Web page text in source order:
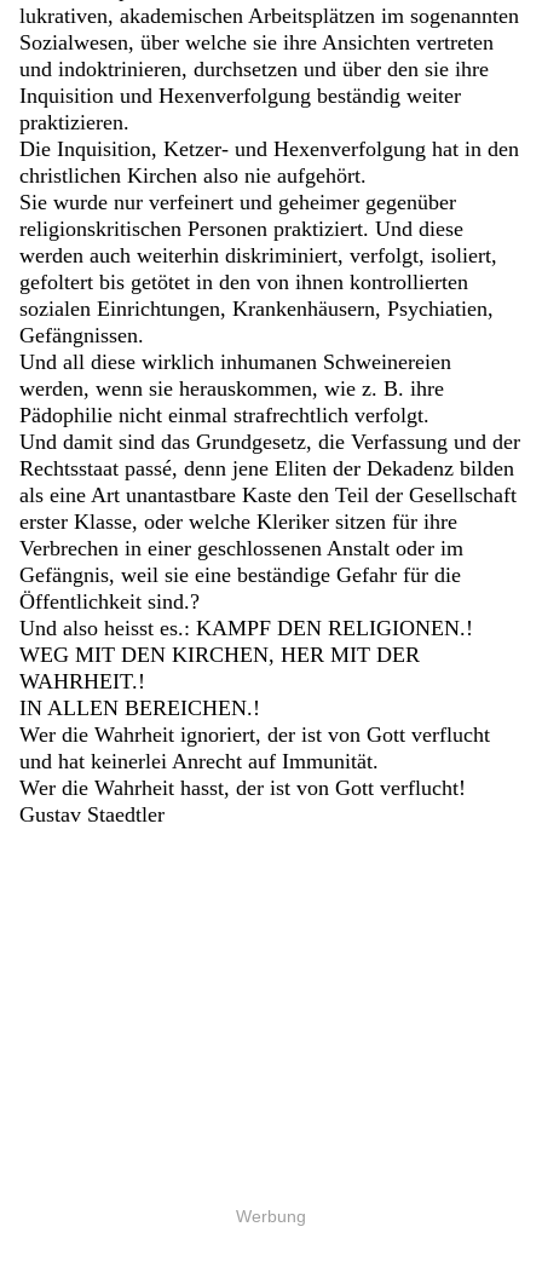
lukrativen, akademischen Arbeitsplätzen im sogenannten
Sozialwesen, über welche sie ihre Ansichten vertreten
und indoktrinieren, durchsetzen und über den sie ihre
Inquisition und Hexenverfolgung beständig weiter
praktizieren.
Die Inquisition, Ketzer- und Hexenverfolgung hat in den
christlichen Kirchen also nie aufgehört.
Sie wurde nur verfeinert und geheimer gegenüber
religionskritischen Personen praktiziert. Und diese
werden auch weiterhin diskriminiert, verfolgt, isoliert,
gefoltert bis getötet in den von ihnen kontrollierten
sozialen Einrichtungen, Krankenhäusern, Psychiatien,
Gefängnissen.
Und all diese wirklich inhumanen Schweinereien
werden, wenn sie herauskommen, wie z. B. ihre
Pädophilie nicht einmal strafrechtlich verfolgt.
Und damit sind das Grundgesetz, die Verfassung und der
Rechtsstaat passé, denn jene Eliten der Dekadenz bilden
als eine Art unantastbare Kaste den Teil der Gesellschaft
erster Klasse, oder welche Kleriker sitzen für ihre
Verbrechen in einer geschlossenen Anstalt oder im
Gefängnis, weil sie eine beständige Gefahr für die
Öffentlichkeit sind.?
Und also heisst es.: KAMPF DEN RELIGIONEN.!
WEG MIT DEN KIRCHEN, HER MIT DER
WAHRHEIT.!
IN ALLEN BEREICHEN.!
Wer die Wahrheit ignoriert, der ist von Gott verflucht
und hat keinerlei Anrecht auf Immunität.
Wer die Wahrheit hasst, der ist von Gott verflucht!
Gustav Staedtler
Werbung